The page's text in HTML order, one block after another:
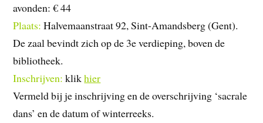
avonden: € 44
Plaats: Halvemaanstraat 92, Sint-Amandsberg (Gent).
De zaal bevindt zich op de 3e verdieping, boven de
bibliotheek.
Inschrijven: klikhier
Vermeld bij je inschrijving en de overschrijving ‘sacrale
dans’ en de datum of winterreeks.